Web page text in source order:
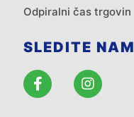
Odpiralni čas trgovin
SLEDITE NAM